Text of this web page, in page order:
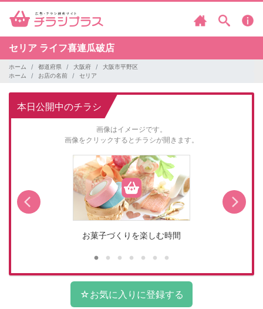
セリア ライフ喜連瓜破店
ホーム 都道府県 大阪府
大阪市平野区
ホーム
お店の名前 セリア
本日公開中のチラシ
画像はイメージです。
画像をクリックするとチラシが開きます。
お菓子づくりを楽しむ時間